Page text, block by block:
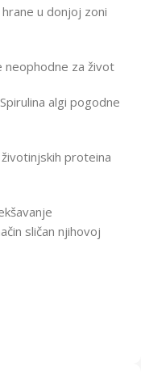
u donjoj zoni
neophodne za život
algi pogodne
proteina
sličan njihovoj